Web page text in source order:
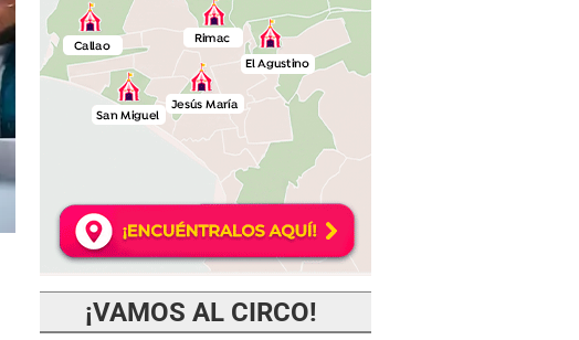
¡VAMOS AL CIRCO!